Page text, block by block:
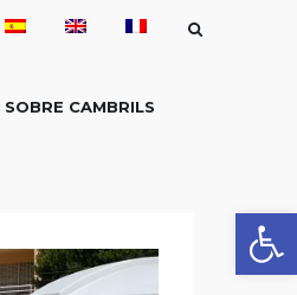
Obre
SOBRE CAMBRILS